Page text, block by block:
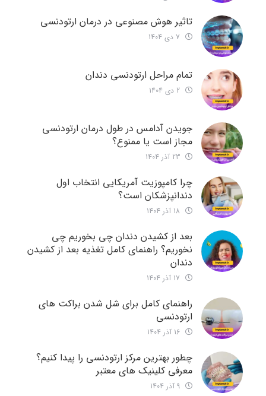
تاثیر هوش مصنوعی در درمان ارتودنسی
تمام مراحل ارتودنسی دندان
جویدن آدامس در طول درمان ارتودنسی
مجاز است یا ممنوع؟
چرا کامپوزیت آمریکایی انتخاب اول
دندانپزشکان است؟
بعد از کشیدن دندان چی بخوریم چی
نخوریم؟ راهنمای کامل تغذیه بعد از کشیدن
دندان
راهنمای کامل برای شل شدن براکت های
ارتودنسی
چطور بهترین مرکز ارتودنسی را پیدا کنیم؟
معرفی کلینیک های معتبر